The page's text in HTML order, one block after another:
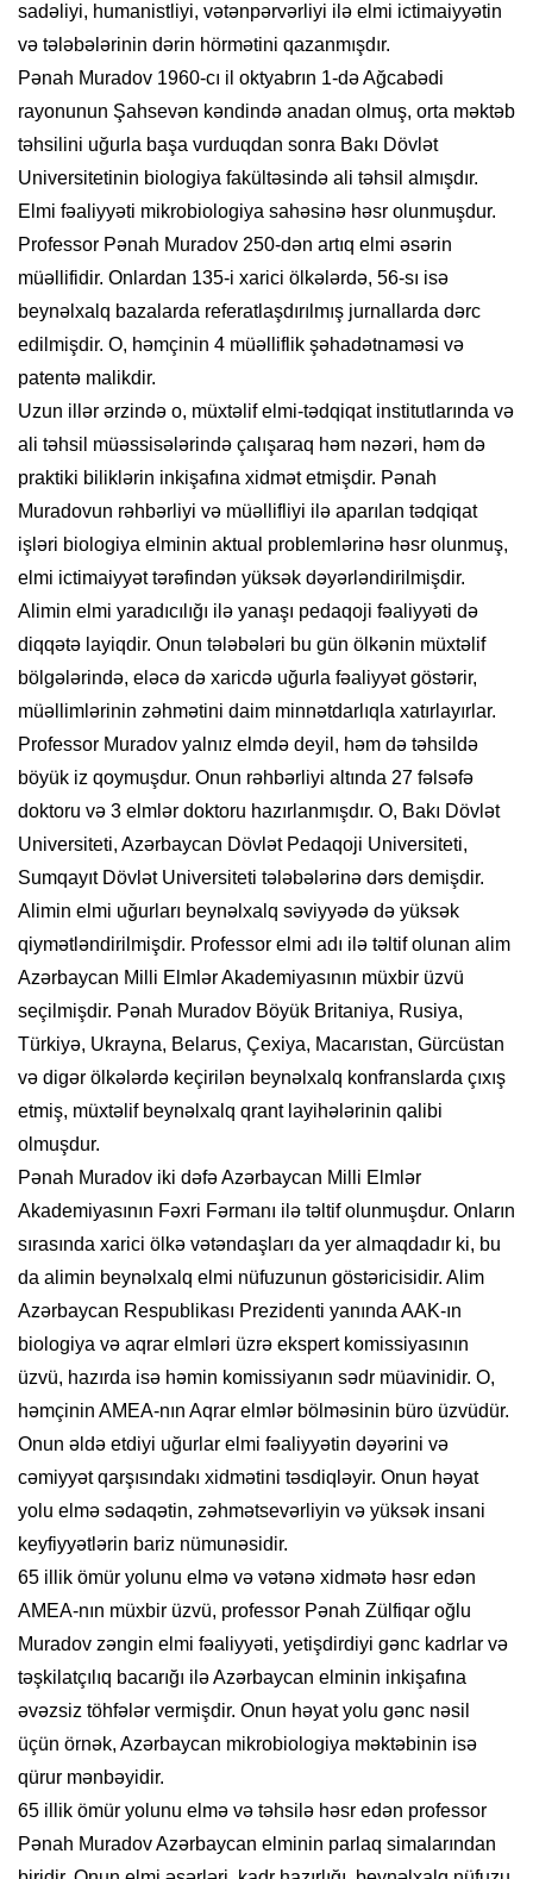
sadəliyi, humanistliyi, vətənpərvərliyi ilə elmi ictimaiyyətin
və tələbələrinin dərin hörmətini qazanmışdır.
Pənah Muradov 1960-cı il oktyabrın 1-də Ağcabədi
rayonunun Şahsevən kəndində anadan olmuş, orta məktəb
təhsilini uğurla başa vurduqdan sonra Bakı Dövlət
Universitetinin biologiya fakültəsində ali təhsil almışdır.
Elmi fəaliyyəti mikrobiologiya sahəsinə həsr olunmuşdur.
Professor Pənah Muradov 250-dən artıq elmi əsərin
müəllifidir. Onlardan 135-i xarici ölkələrdə, 56-sı isə
beynəlxalq bazalarda referatlaşdırılmış jurnallarda dərc
edilmişdir. O, həmçinin 4 müəlliflik şəhadətnaməsi və
patentə malikdir.
Uzun illər ərzində o, müxtəlif elmi-tədqiqat institutlarında və
ali təhsil müəssisələrində çalışaraq həm nəzəri, həm də
praktiki biliklərin inkişafına xidmət etmişdir. Pənah
Muradovun rəhbərliyi və müəllifliyi ilə aparılan tədqiqat
işləri biologiya elminin aktual problemlərinə həsr olunmuş,
elmi ictimaiyyət tərəfindən yüksək dəyərləndirilmişdir.
Alimin elmi yaradıcılığı ilə yanaşı pedaqoji fəaliyyəti də
diqqətə layiqdir. Onun tələbələri bu gün ölkənin müxtəlif
bölgələrində, eləcə də xaricdə uğurla fəaliyyət göstərir,
müəllimlərinin zəhmətini daim minnətdarlıqla xatırlayırlar.
Professor Muradov yalnız elmdə deyil, həm də təhsildə
böyük iz qoymuşdur. Onun rəhbərliyi altında 27 fəlsəfə
doktoru və 3 elmlər doktoru hazırlanmışdır. O, Bakı Dövlət
Universiteti, Azərbaycan Dövlət Pedaqoji Universiteti,
Sumqayıt Dövlət Universiteti tələbələrinə dərs demişdir.
Alimin elmi uğurları beynəlxalq səviyyədə də yüksək
qiymətləndirilmişdir. Professor elmi adı ilə təltif olunan alim
Azərbaycan Milli Elmlər Akademiyasının müxbir üzvü
seçilmişdir. Pənah Muradov Böyük Britaniya, Rusiya,
Türkiyə, Ukrayna, Belarus, Çexiya, Macarıstan, Gürcüstan
və digər ölkələrdə keçirilən beynəlxalq konfranslarda çıxış
etmiş, müxtəlif beynəlxalq qrant layihələrinin qalibi
olmuşdur.
Pənah Muradov iki dəfə Azərbaycan Milli Elmlər
Akademiyasının Fəxri Fərmanı ilə təltif olunmuşdur. Onların
sırasında xarici ölkə vətəndaşları da yer almaqdadır ki, bu
da alimin beynəlxalq elmi nüfuzunun göstəricisidir. Alim
Azərbaycan Respublikası Prezidenti yanında AAK-ın
biologiya və aqrar elmləri üzrə ekspert komissiyasının
üzvü, hazırda isə həmin komissiyanın sədr müavinidir. O,
həmçinin AMEA-nın Aqrar elmlər bölməsinin büro üzvüdür.
Onun əldə etdiyi uğurlar elmi fəaliyyətin dəyərini və
cəmiyyət qarşısındakı xidmətini təsdiqləyir. Onun həyat
yolu elmə sədaqətin, zəhmətsevərliyin və yüksək insani
keyfiyyətlərin bariz nümunəsidir.
65 illik ömür yolunu elmə və vətənə xidmətə həsr edən
AMEA-nın müxbir üzvü, professor Pənah Zülfiqar oğlu
Muradov zəngin elmi fəaliyyəti, yetişdirdiyi gənc kadrlar və
təşkilatçılıq bacarığı ilə Azərbaycan elminin inkişafına
əvəzsiz töhfələr vermişdir. Onun həyat yolu gənc nəsil
üçün örnək, Azərbaycan mikrobiologiya məktəbinin isə
qürur mənbəyidir.
65 illik ömür yolunu elmə və təhsilə həsr edən professor
Pənah Muradov Azərbaycan elminin parlaq simalarından